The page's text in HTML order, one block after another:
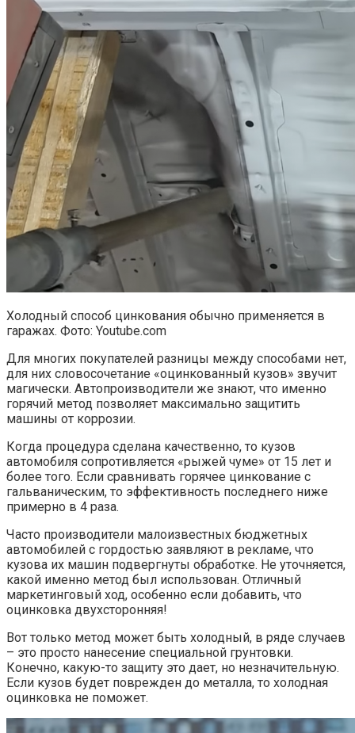
Холодный способ цинкования обычно применяется в
гаражах. Фото: Youtube.com
Для многих покупателей разницы между способами нет,
для них словосочетание «оцинкованный кузов» звучит
магически. Автопроизводители же знают, что именно
горячий метод позволяет максимально защитить
машины от коррозии.
Когда процедура сделана качественно, то кузов
автомобиля сопротивляется «рыжей чуме» от 15 лет и
более того. Если сравнивать горячее цинкование с
гальваническим, то эффективность последнего ниже
примерно в 4 раза.
Часто производители малоизвестных бюджетных
автомобилей с гордостью заявляют в рекламе, что
кузова их машин подвергнуты обработке. Не уточняется,
какой именно метод был использован. Отличный
маркетинговый ход, особенно если добавить, что
оцинковка двухсторонняя!
Вот только метод может быть холодный, в ряде случаев
– это просто нанесение специальной грунтовки.
Конечно, какую-то защиту это дает, но незначительную.
Если кузов будет поврежден до металла, то холодная
оцинковка не поможет.